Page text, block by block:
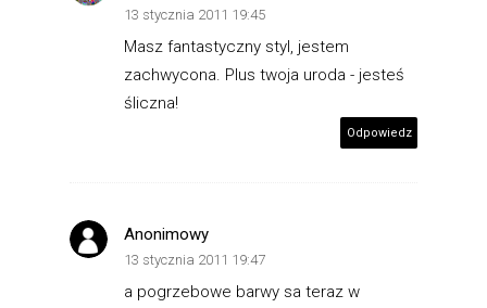
13 stycznia 2011 19:45
Masz fantastyczny styl, jestem
zachwycona. Plus twoja uroda - jesteś
śliczna!
Odpowiedz
Anonimowy
13 stycznia 2011 19:47
a pogrzebowe barwy sa teraz w